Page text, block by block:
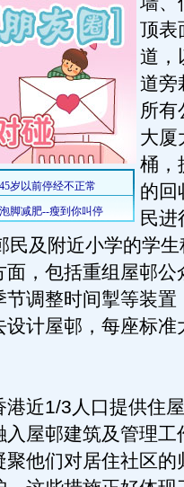
顶表
道，
道旁
所有
大厦
桶，
的回
民进
民及附近小学的学
面，包括重组屋邨公
调整时间掣等装置
计屋邨，每座标准
近1/3人口提供住
入屋邨建筑及管理工
他们对居住社区的